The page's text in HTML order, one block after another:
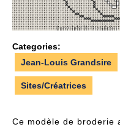
Categories:
Jean-Louis Grandsire
Sites/Créatrices
Ce modèle de broderie